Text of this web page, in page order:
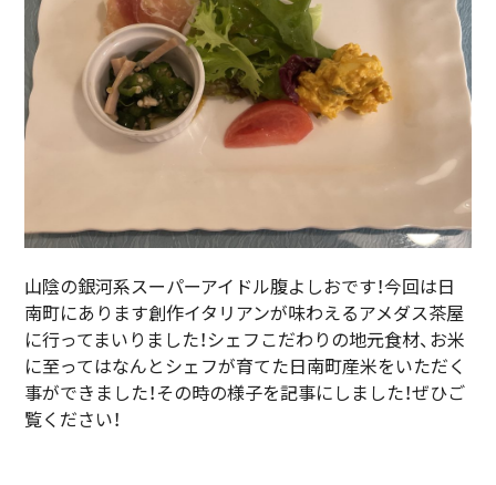
山陰の銀河系スーパーアイドル腹よしおです！今回は日
南町にあります創作イタリアンが味わえるアメダス茶屋
に行ってまいりました！シェフこだわりの地元食材、お米
に至ってはなんとシェフが育てた日南町産米をいただく
事ができました！その時の様子を記事にしました！ぜひご
覧ください！